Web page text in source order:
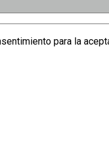
para la